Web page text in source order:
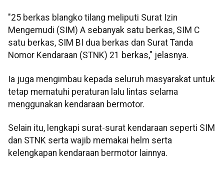
"25 berkas blangko tilang meliputi Surat Izin
Mengemudi (SIM) A sebanyak satu berkas, SIM C
satu berkas, SIM BI dua berkas dan Surat Tanda
Nomor Kendaraan (STNK) 21 berkas," jelasnya.
Ia juga mengimbau kepada seluruh masyarakat untuk
tetap mematuhi peraturan lalu lintas selama
menggunakan kendaraan bermotor.
Selain itu, lengkapi surat-surat kendaraan seperti SIM
dan STNK serta wajib memakai helm serta
kelengkapan kendaraan bermotor lainnya.